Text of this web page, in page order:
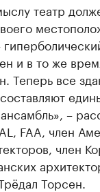
театр
и в то же
Теперь все
–
FAA, член
член
Торсен.